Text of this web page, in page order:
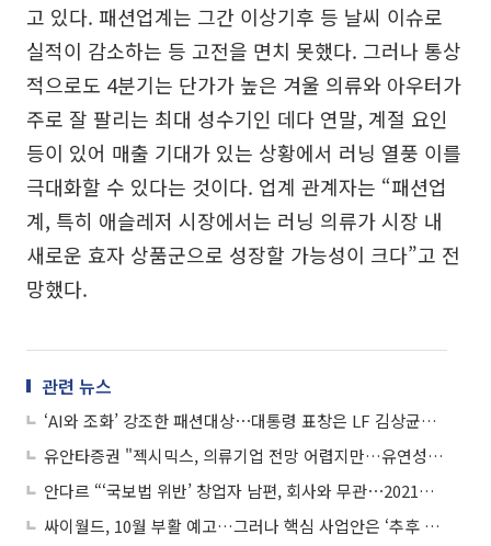
고 있다. 패션업계는 그간 이상기후 등 날씨 이슈로
실적이 감소하는 등 고전을 면치 못했다. 그러나 통상
적으로도 4분기는 단가가 높은 겨울 의류와 아우터가
주로 잘 팔리는 최대 성수기인 데다 연말, 계절 요인
등이 있어 매출 기대가 있는 상황에서 러닝 열풍 이를
극대화할 수 있다는 것이다. 업계 관계자는 “패션업
계, 특히 애슬레저 시장에서는 러닝 의류가 시장 내
새로운 효자 상품군으로 성장할 가능성이 크다”고 전
망했다.
관련 뉴스
‘AI와 조화’ 강조한 패션대상⋯대통령 표창은 LF 김상균ㆍ안다르 공성아
유안타증권 "젝시믹스, 의류기업 전망 어렵지만…유연성에 주목"
안다르 “‘국보법 위반’ 창업자 남편, 회사와 무관⋯2021년 사임”
싸이월드, 10월 부활 예고…그러나 핵심 사업안은 ‘추후 공개’